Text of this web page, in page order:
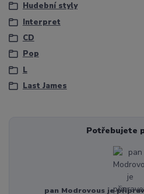
Hudební styly
Interpret
CD
Pop
L
Last James
Potřebujete
pan Modrovous je